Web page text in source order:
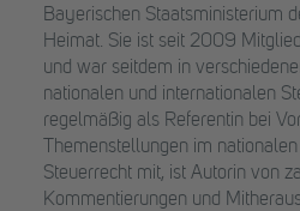
Bayerischen Staatsministerium
Heimat. Sie ist seit 2009
und war seitdem in
nationalen und internationalen
regelmäßig als Referentin bei
Themenstellungen im
Steuerrecht mit, ist Autorin von
Kommentierungen und